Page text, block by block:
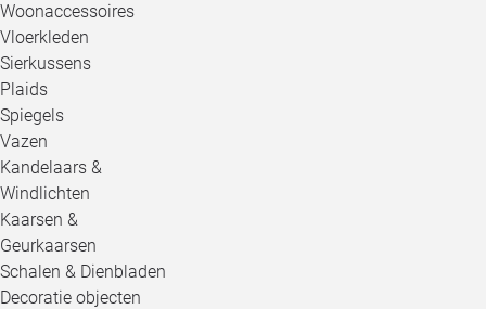
Woonaccessoires
Vloerkleden
Sierkussens
Plaids
Spiegels
Vazen
Kandelaars &
Windlichten
Kaarsen &
Geurkaarsen
Schalen & Dienbladen
Decoratie objecten